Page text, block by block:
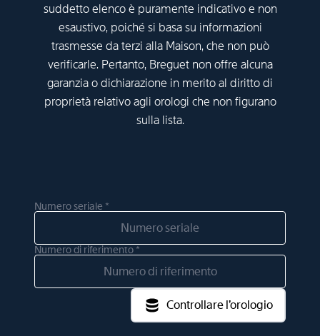
suddetto elenco è puramente indicativo e non
esaustivo, poiché si basa su informazioni
trasmesse da terzi alla Maison, che non può
verificarle. Pertanto, Breguet non offre alcuna
garanzia o dichiarazione in merito al diritto di
proprietà relativo agli orologi che non figurano
sulla lista.
Numero seriale *
Numero di riferimento *
Controllare l’orologio